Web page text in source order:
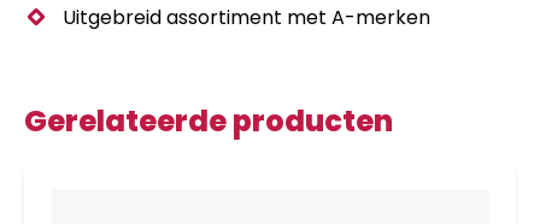
Uitgebreid assortiment met A-merken
Gerelateerde producten